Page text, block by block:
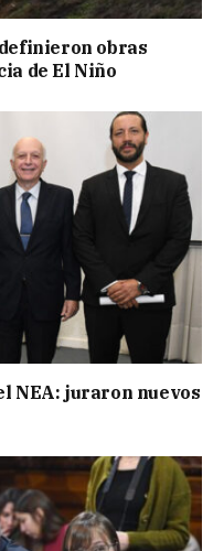
obras
de El Niño
NEA: juraron nuevos